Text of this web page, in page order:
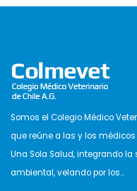
Somos el Colegio Médico
que reúne a las y los
Una Sola Salud, integrando
ambiental, velando por los...